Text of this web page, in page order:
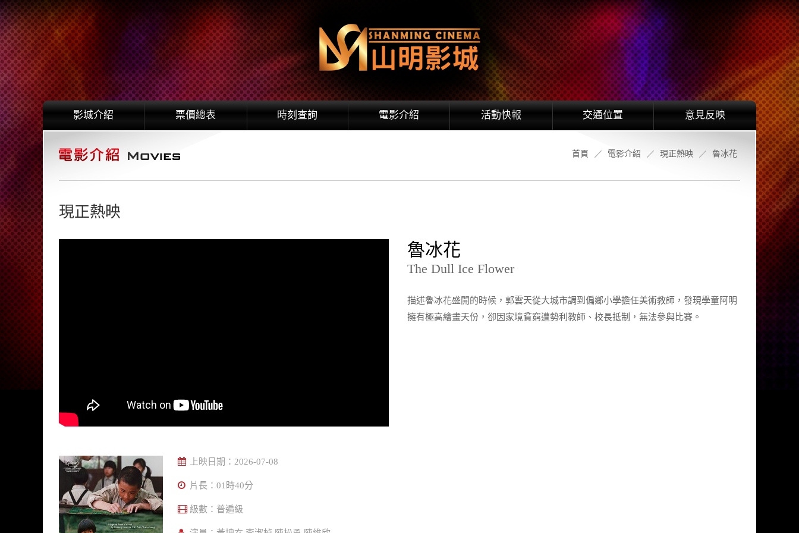
影城介紹 票價總表 時刻查詢 電影介紹 活動快報 交通位置 意見反映
首頁 電影介紹 現正熱映 魯冰花
現正熱映
上映日期： 2026-07-08
片長： 01時40分
級數： 普遍級
魯冰花
The Dull Ice Flower
描述魯冰花盛開的時候，郭雲天從大城市調到偏鄉小學擔任美術教師，發現學童阿明
擁有極高繪畫天份，卻因家境貧窮遭勢利教師、校長抵制，無法參與比賽。